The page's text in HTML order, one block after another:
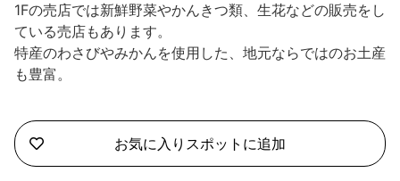
三島市
南伊豆町
西伊豆町
宿泊・予約
旅程作成
合同会社説明会
伊豆ワーケーション
1Fの売店では新鮮野菜やかんきつ類、生花などの販売をし
ている売店もあります。
特産のわさびやみかんを使用した、地元ならではのお土産
も豊富。
お気に入りスポットに追加